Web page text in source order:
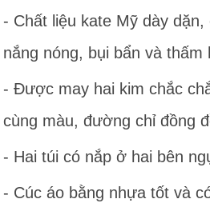
- Chất liệu kate Mỹ dày
nắng nóng, bụi bẩn và
- Được may hai kim chắc
cùng màu, đường chỉ đồng
- Hai túi có nắp ở hai bên
- Cúc áo bằng nhựa tốt và